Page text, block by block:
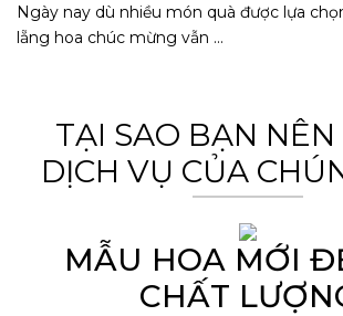
Ngày nay dù nhiều món quà được lựa
lẵng hoa chúc mừng vẫn ...
TẠI SAO BẠN NÊN
DỊCH VỤ CỦA
MẪU HOA MỚI
CHẤT